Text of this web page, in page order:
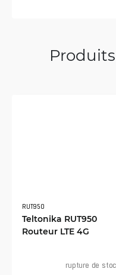
RUT950
Teltonika RUT950
Routeur LTE 4G
rupture de